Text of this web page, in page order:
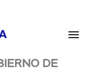
Toggle
DE